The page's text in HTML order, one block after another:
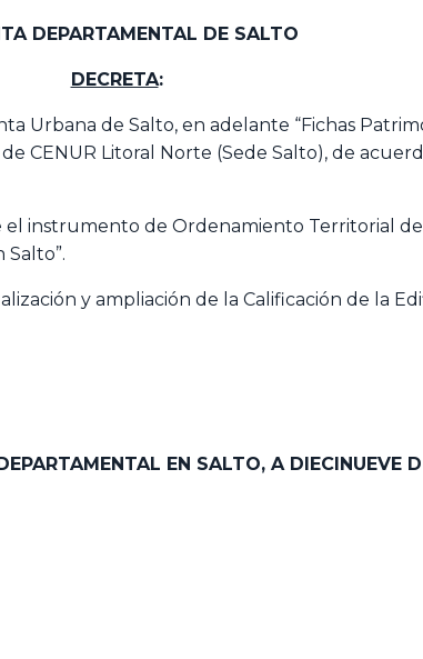
DEPARTAMENTAL DE SALTO
DECRETA:
Urbana de Salto, en adelante “Fichas
CENUR Litoral Norte (Sede Salto), de
instrumento de Ordenamiento Territorial
y ampliación de la Calificación de la
EN SALTO, A DIECINUEVE